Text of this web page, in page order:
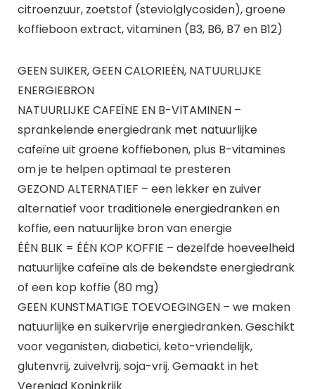
citroenzuur, zoetstof (steviolglycosiden), groene
koffieboon extract, vitaminen (B3, B6, B7 en B12)
GEEN SUIKER, GEEN CALORIEËN, NATUURLIJKE
ENERGIEBRON
NATUURLIJKE CAFEÏNE EN B-VITAMINEN –
sprankelende energiedrank met natuurlijke
cafeïne uit groene koffiebonen, plus B-vitamines
om je te helpen optimaal te presteren
GEZOND ALTERNATIEF – een lekker en zuiver
alternatief voor traditionele energiedranken en
koffie, een natuurlijke bron van energie
ÉÉN BLIK = ÉÉN KOP KOFFIE – dezelfde hoeveelheid
natuurlijke cafeïne als de bekendste energiedrank
of een kop koffie (80 mg)
GEEN KUNSTMATIGE TOEVOEGINGEN – we maken
natuurlijke en suikervrije energiedranken. Geschikt
voor veganisten, diabetici, keto-vriendelijk,
glutenvrij, zuivelvrij, soja-vrij. Gemaakt in het
Verenigd Koninkrijk